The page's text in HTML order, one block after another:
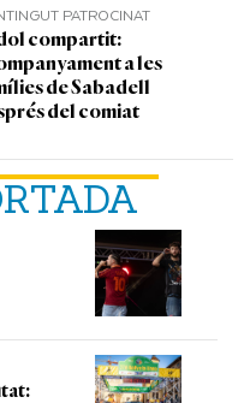
PATROCINAT
compartit:
a les
de Sabadell
del comiat